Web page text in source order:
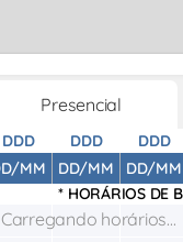
Presencial
DDD
MM
DDD
DD/MM
DDD
DD/MM
* HORÁRIOS DE
Carregando horários...